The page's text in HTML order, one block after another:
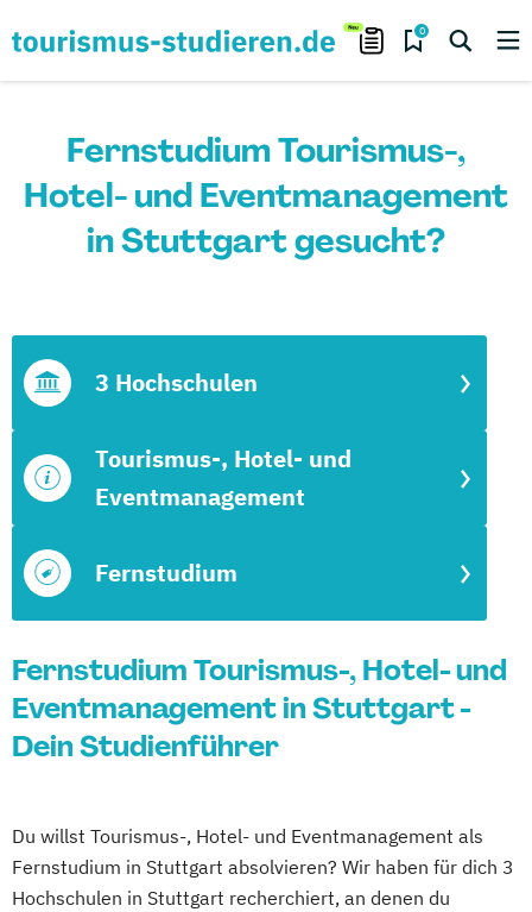
0
Fernstudium Tourismus-,
Hotel- und Eventmanagement
in Stuttgart gesucht?
Fernstudium
Tourismus-, Hotel- und
Eventmanagement
3 Hochschulen
Fernstudium Tourismus-, Hotel- und
Eventmanagement in Stuttgart -
Dein Studienführer
Du willst Tourismus-, Hotel- und Eventmanagement als
Fernstudium in Stuttgart absolvieren? Wir haben für dich 3
Hochschulen in Stuttgart recherchiert, an denen du